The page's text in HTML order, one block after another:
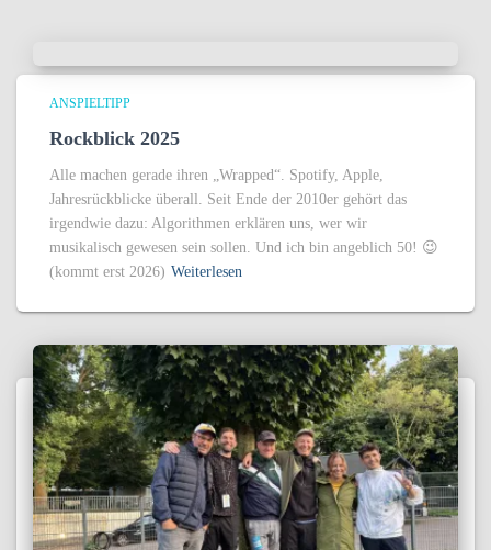
ANSPIELTIPP
Rockblick 2025
Alle machen gerade ihren „Wrapped“. Spotify, Apple,
Jahresrückblicke überall. Seit Ende der 2010er gehört das
irgendwie dazu: Algorithmen erklären uns, wer wir
musikalisch gewesen sein sollen. Und ich bin angeblich 50! 😉
(kommt erst 2026) Weiterlesen